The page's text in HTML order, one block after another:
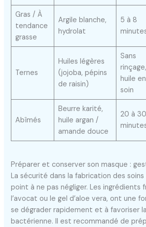
Gras / À
tendance
grasse
Argile blanche,
hydrolat
5 à 8
Ternes
Huiles légères
(jojoba, pépins
de raisin)
Sans
rinçage,
huile en
soin
Abîmés
Beurre karité,
huile argan /
amande douce
20 à 30
Préparer et conserver son masque :
La sécurité dans la fabrication des
point à ne pas négliger. Les ingrédients
l’avocat ou le gel d’aloe vera, ont une
se dégrader rapidement et à favoriser
bactérienne. Il est recommandé de